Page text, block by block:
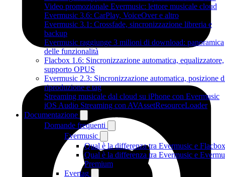
Video promozionale Evermusic: lettore musicale cloud
Evermusic 3.6: CarPlay, VoiceOver e altro
Evermusic 3.1: Crossfade, sincronizzazione libreria e
backup
Evermusic raggiunge 3 milioni di download: panoramica
delle funzionalità
Flacbox 1.6: Sincronizzazione automatica, equalizzatore,
supporto OPUS
Evermusic 2.3: Sincronizzazione automatica, posizione
riproduzione e tag
Streaming musicale dal cloud su iPhone con Evermusic
iOS Audio Streaming con AVAssetResourceLoader
Documentazione
Domande frequenti
Evermusic
Qual è la differenza tra Evermusic e Flacbox
Qual è la differenza tra Evermusic e
Premium
Evertag